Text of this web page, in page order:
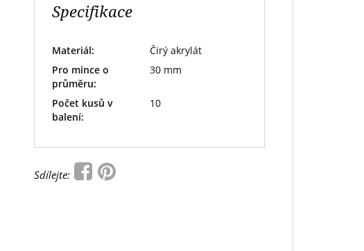
Specifikace
Materiál:
Čirý akrylát
Pro mince o
průměru:
30 mm
Počet kusů v
balení:
10
Sdílejte: